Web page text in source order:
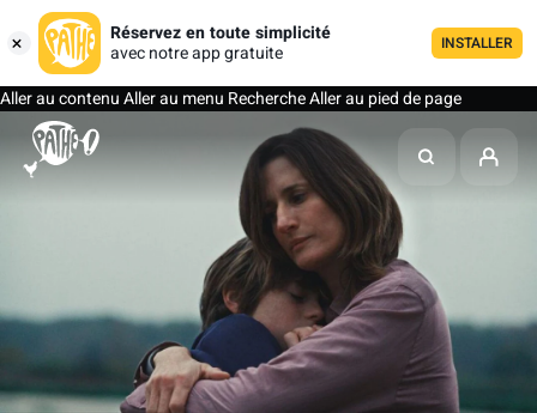
Réservez en toute simplicité
avec notre app gratuite
INSTALLER
Aller au contenuAller au menu RechercheAller au pied de page